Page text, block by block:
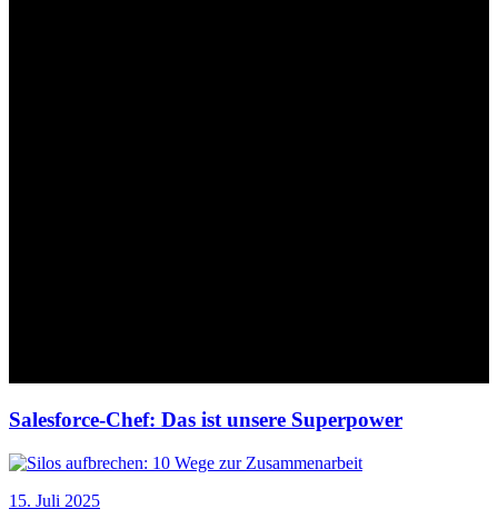
Salesforce-Chef: Das ist unsere Superpower
15. Juli 2025